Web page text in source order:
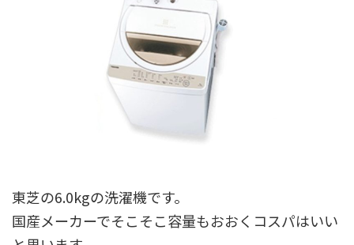
東芝の6.0kgの洗濯機です。
国産メーカーでそこそこ容量もおおくコスパはいい